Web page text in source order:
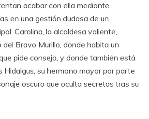
acabar con ella mediante
en una gestión dudosa de un
Carolina, la alcaldesa valiente,
del Bravo Murillo, donde habita un
pide consejo, y donde también está
Hidalgus, su hermano mayor por parte
oscuro que oculta secretos tras su